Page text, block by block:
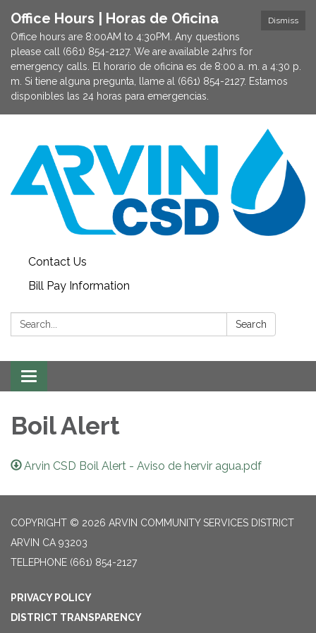
Dismiss
Office Hours | Horas de Oficina
Office hours are 8:00AM to 4:30PM. Any questions
please call (661) 854-2127. We are available 24hrs for
emergency calls. El horario de oficina es de 8:00 a. m. a 4:30 p.
m. Si tiene alguna pregunta, llame al (661) 854-2127. Estamos
disponibles las 24 horas para emergencias.
Contact Us
Bill Pay Information
Search: Search
Toggle navigation
Boil Alert
Arvin CSD Boil Alert - Aviso de hervir agua.pdf
COPYRIGHT © 2026 ARVIN COMMUNITY SERVICES DISTRICT
ARVIN CA 93203
TELEPHONE (661) 854-2127
PRIVACY POLICY
DISTRICT TRANSPARENCY